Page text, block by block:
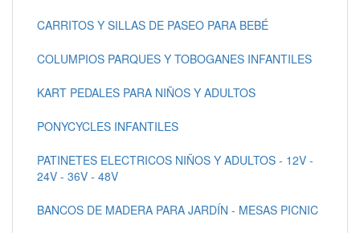
CARRITOS Y SILLAS DE PASEO PARA BEBÉ
COLUMPIOS PARQUES Y TOBOGANES INFANTILES
KART PEDALES PARA NIÑOS Y ADULTOS
PONYCYCLES INFANTILES
PATINETES ELECTRICOS NIÑOS Y ADULTOS - 12V -
24V - 36V - 48V
BANCOS DE MADERA PARA JARDÍN - MESAS PICNIC